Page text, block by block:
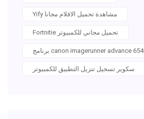
Yify مشاهدة تحميل الافلام مجانا
Fortnitie تحميل مجاني للكمبيوتر
سكوير تسجيل تنزيل التطبيق للكمبيوتر